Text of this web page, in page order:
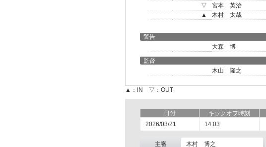
▽
宮本 英治
▲
木村 太哉
警告
大森 博
監督
木山 隆之
▲：IN ▽：OUT
日付 キックオフ時刻
2026/03/21
14:03
主審 木村 博之